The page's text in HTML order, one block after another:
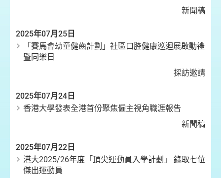
新聞稿
2025年07月25日
「賽馬會幼童健齒計劃」社區口腔健康巡迴展啟動禮
暨同樂日
採訪邀請
2025年07月24日
香港大學發表全港首份聚焦僱主視角職涯報告
新聞稿
2025年07月22日
港大2025/26年度「頂尖運動員入學計劃」 錄取七位
傑出運動員